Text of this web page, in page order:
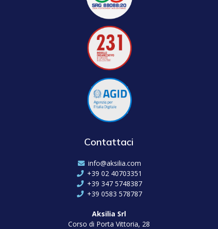
Contattaci
info@aksilia.com
+39 02 40703351
+39 347 5748387
+39 0583 578787
Aksilia Srl
Corso di Porta Vittoria, 28